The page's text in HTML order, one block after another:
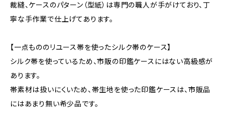
裁縫、ケースのパターン（型紙）は専門の職人が手がけており、丁
寧な手作業で仕上げてあります。
【一点もののリユース帯を使ったシルク帯のケース】
シルク帯を使っているため、市販の印鑑ケースにはない高級感が
あります。
帯素材は扱いにくいため、帯生地を使った印鑑ケースは、市販品
にはあまり無い希少品です。